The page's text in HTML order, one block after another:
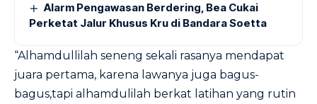
Alarm Pengawasan Berdering, Bea Cukai
Perketat Jalur Khusus Kru di Bandara Soetta
“Alhamdullilah seneng sekali rasanya mendapat
juara pertama, karena lawanya juga bagus-
bagus,tapi alhamdulilah berkat latihan yang rutin